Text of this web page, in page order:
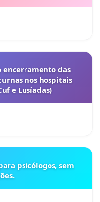
encerramento das
nos hospitais
e Lusíadas)
psicólogos, sem